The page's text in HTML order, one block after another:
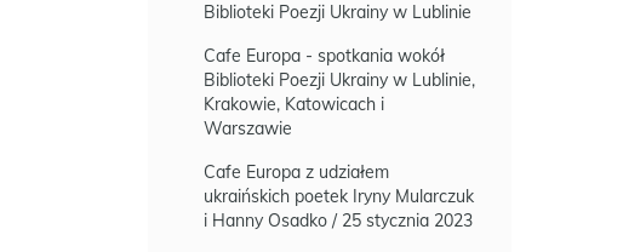
Biblioteki Poezji Ukrainy w Lublinie
Cafe Europa - spotkania wokół
Biblioteki Poezji Ukrainy w Lublinie,
Krakowie, Katowicach i
Warszawie
Cafe Europa z udziałem
ukraińskich poetek Iryny Mularczuk
i Hanny Osadko / 25 stycznia 2023